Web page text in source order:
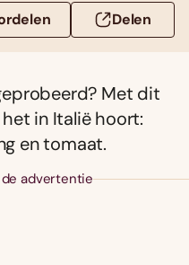
Delen
Met dit
in Italië hoort:
en tomaat.
advertentie